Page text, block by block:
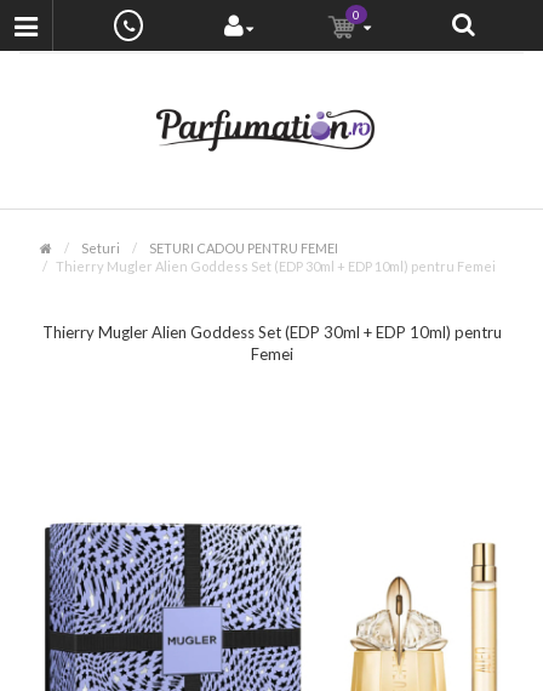
0
Seturi
SETURI CADOU PENTRU FEMEI
Thierry Mugler Alien Goddess Set (EDP 30ml + EDP 10ml) pentru Femei
Thierry Mugler Alien Goddess Set (EDP 30ml + EDP 10ml) pentru
Femei